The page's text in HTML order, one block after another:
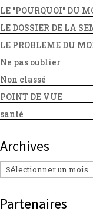
LE "POURQUOI" DU
LE DOSSIER DE LA
LE PROBLEME DU
Ne pas oublier
Non classé
POINT DE VUE
santé
Archives
Archives
Partenaires